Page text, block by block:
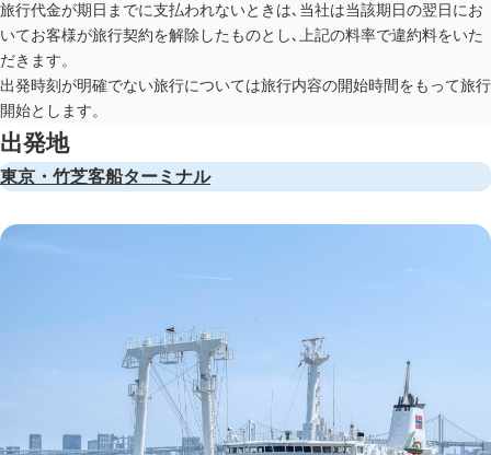
旅行代金が期日までに支払われないときは､当社は当該期日の翌日にお
いてお客様が旅行契約を解除したものとし､上記の料率で違約料をいた
だきます。
出発時刻が明確でない旅行については旅行内容の開始時間をもって旅行
開始とします。
出発地
東京・竹芝客船ターミナル